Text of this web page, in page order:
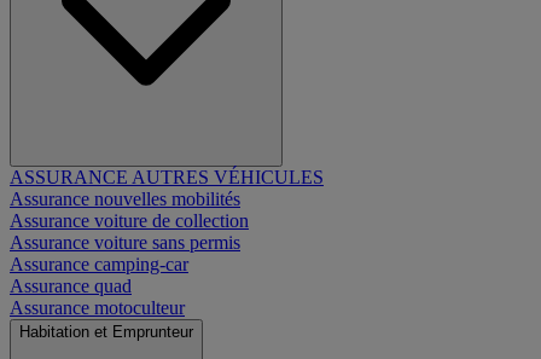
ASSURANCE AUTRES VÉHICULES
Assurance nouvelles mobilités
Assurance voiture de collection
Assurance voiture sans permis
Assurance camping-car
Assurance quad
Assurance motoculteur
Habitation et Emprunteur